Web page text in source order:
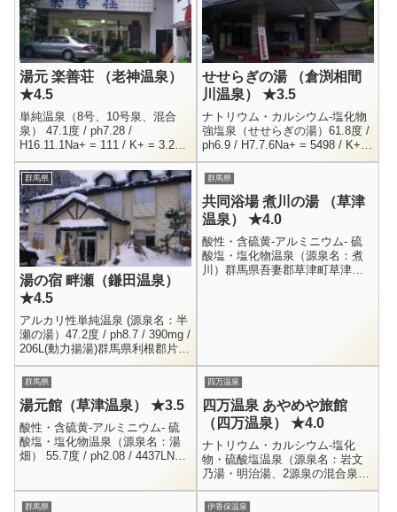
湯元 楽善荘 （老神温泉）
★4.5
単純温泉（8号、10号泉、混合
泉） 47.1度 / ph7.28 /
H16.11.1Na+ = 111 / K+ = 3.28 /
Mg++ = 0.96 / Ca++ = 23...
せせらぎの湯 （倉渕相間
川温泉） ★3.5
ナトリウム・カルシウム-塩化物
強塩泉（せせらぎの湯）61.8度 /
ph6.9 / H7.7.6Na+ = 5498 / K+ =
456 / Mg++ = 510 / Ca++ ...
群馬県
湯の宿 畔瀬（鎌田温泉）
★4.5
アルカリ性単純温泉 (源泉名：半
瀬の湯）47.2度 / ph8.7 / 390mg /
206L(動力揚湯)群馬県利根郡片品
村大字鎌田3904-1男女別内湯 ・
露天 ・ プレハブ...
群馬県
共同浴場 煮川の湯 （草津
温泉） ★4.0
酸性・含硫黄-アルミニウム- 硫
酸塩・塩化物温泉（源泉名：煮
川）群馬県吾妻郡草津町草津男
群馬県
湯元館（草津温泉） ★3.5
酸性・含硫黄-アルミニウム- 硫
酸塩・塩化物温泉（源泉名：湯
畑） 55.7度 / ph2.08 / 4437LNa+
四万温泉
四万温泉 あやめや旅館
（四万温泉） ★4.0
ナトリウム・カルシウム-塩化
物・硫酸塩温泉（源泉名：岩文
乃湯・明治湯、2源泉の混合泉）
51.1度 / pH6.6 / 自然湧出 /
H26.11.25Na+ = 307 / K+ ...
群馬県 伊香保温泉